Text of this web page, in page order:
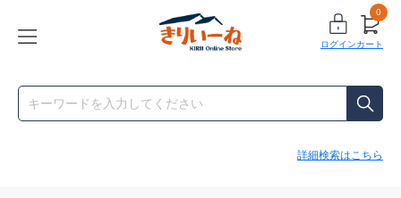
ログイン
0
カート
詳細検索はこちら